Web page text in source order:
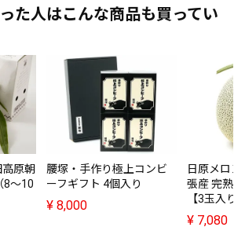
た人はこんな商品も買ってい
原朝
8～10
腰塚・手作り極上コンビ
ーフギフト 4個入り
¥ 8,000
日原メロ
張産 完熟
【3玉入り
¥ 7,080